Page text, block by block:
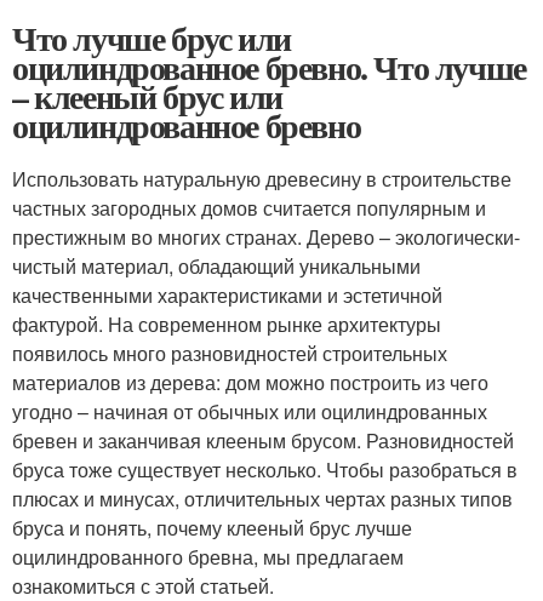
Что лучше брус или
оцилиндрованное бревно. Что лучше
– клееный брус или
оцилиндрованное бревно
Использовать натуральную древесину в строительстве
частных загородных домов считается популярным и
престижным во многих странах. Дерево – экологически-
чистый материал, обладающий уникальными
качественными характеристиками и эстетичной
фактурой. На современном рынке архитектуры
появилось много разновидностей строительных
материалов из дерева: дом можно построить из чего
угодно – начиная от обычных или оцилиндрованных
бревен и заканчивая клееным брусом. Разновидностей
бруса тоже существует несколько. Чтобы разобраться в
плюсах и минусах, отличительных чертах разных типов
бруса и понять, почему клееный брус лучше
оцилиндрованного бревна, мы предлагаем
ознакомиться с этой статьей.